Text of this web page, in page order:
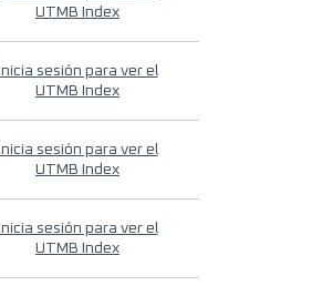
UTMB Index
Inicia sesión para ver el
UTMB Index
Inicia sesión para ver el
UTMB Index
Inicia sesión para ver el
UTMB Index